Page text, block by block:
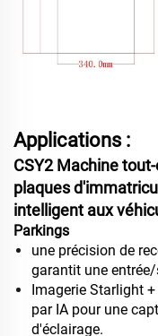
Applications :
CSY2 Machine
plaques
intelligent aux
Parkings
une précision de
garantit une
Imagerie Starlight
par IA pour une
d'éclairage.